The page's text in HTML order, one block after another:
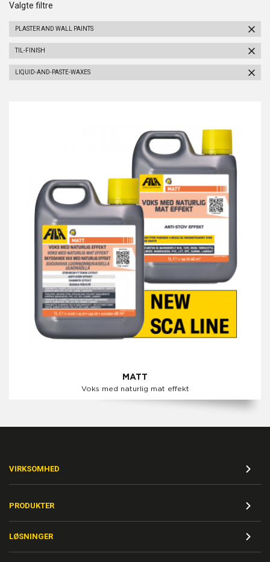
Valgte filtre
PLASTER AND WALL PAINTS
TIL-FINISH
LIQUID-AND-PASTE-WAXES
MATT
Voks med naturlig mat effekt
VIRKSOMHED
PRODUKTER
LØSNINGER